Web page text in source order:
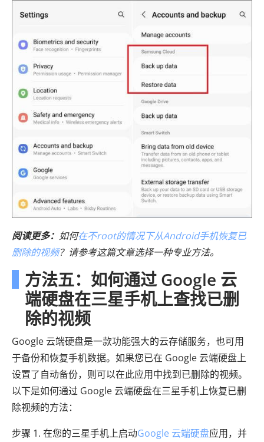
阅读更多： 如何在不root的情况下从Android手机恢复已
删除的视频？请参考这篇文章选择一种专业方法。
方法五：如何通过 Google 云
端硬盘在三星手机上查找已删
除的视频
Google 云端硬盘是一款功能强大的云存储服务，也可用
于备份和恢复手机数据。如果您已在 Google 云端硬盘上
设置了自动备份，则可以在此应用中找到已删除的视频。
以下是如何通过 Google 云端硬盘在三星手机上恢复已删
除视频的方法：
步骤 1. 在您的三星手机上启动Google 云端硬盘应用，并